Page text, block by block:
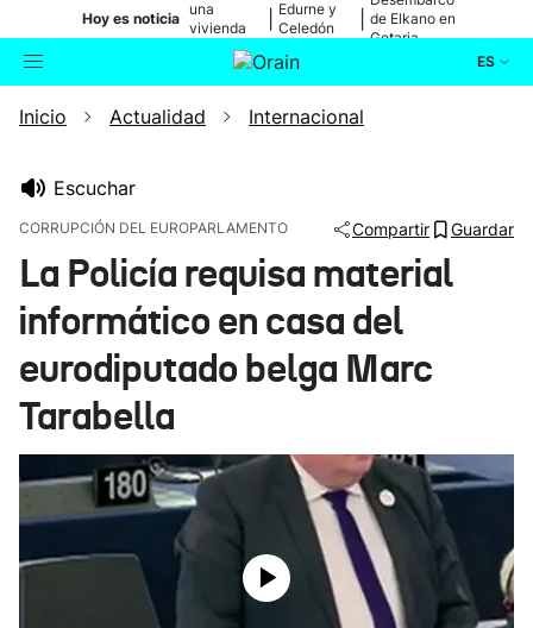
Hoy es noticia
una
vivienda
de Bilbao
Edurne y
Celedón
de Elkano en
Getaria
ES
Buscador Actualidad
Ikusmiran
Eguraldia
Inicio Actualidad Internacional
Escuchar
CORRUPCIÓN DEL EUROPARLAMENTO Compartir Guardar
La Policía requisa material
informático en casa del
eurodiputado belga Marc
Tarabella